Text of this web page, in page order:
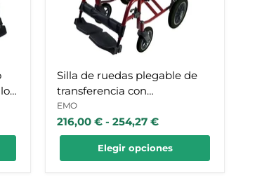
y
ideal
para
hogar
Silla de ruedas plegable de
transferencia con
apoyabrazos ideal para hogar
EMO
216,00 € -254,27 €
Elegir opciones